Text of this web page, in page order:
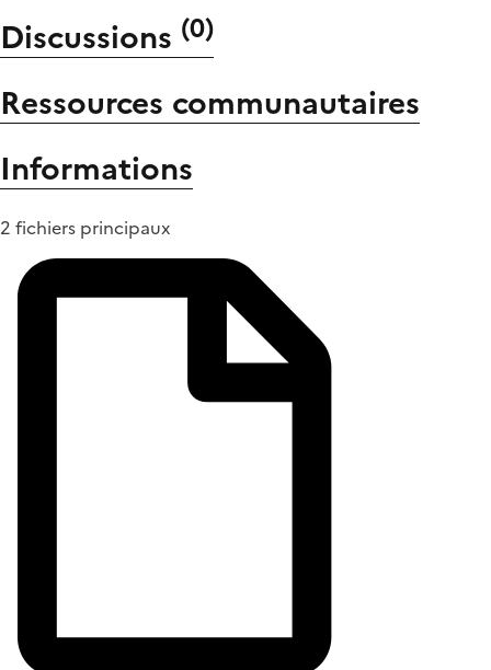
Discussions (0)
Ressources communautaires
Informations
2 fichiers principaux